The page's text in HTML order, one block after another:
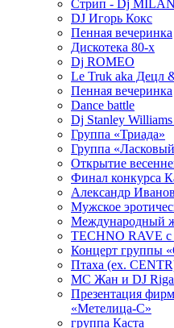
Стрип - Dj
DJ Игорь Кокс
Пенная вечеринка
Дискотека 80-х
Dj ROMEO
Le Truk aka Децл
Пенная вечеринка
Dance battle
Dj Stanley
Группа «Триада»
Группа
Открытие
Финал конкурса
Александр
Мужское
Международный
TECHNO RAVE
Концерт группы
Птаха (ex.
МС Жан и DJ Riga
Презентация
«Метелица-С»
группа Каста